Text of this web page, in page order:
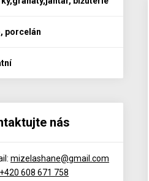
porcelán
nás
mizelashane@gmail.com
+420 608 671 758